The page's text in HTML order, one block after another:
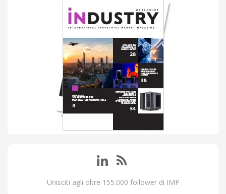
Unisciti agli oltre 155.000 follower di IMP